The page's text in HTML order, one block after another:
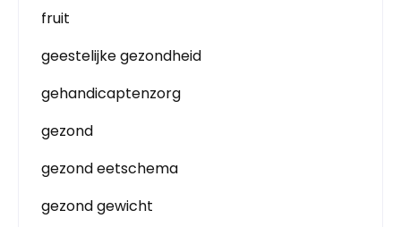
fruit
geestelijke gezondheid
gehandicaptenzorg
gezond
gezond eetschema
gezond gewicht